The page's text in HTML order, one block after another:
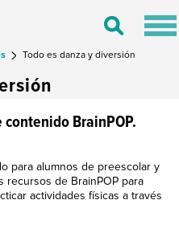
Toggle
Todo es danza y diversión
BrainPOP.
para alumnos de preescolar y
recursos de BrainPOP para
actividades físicas a través